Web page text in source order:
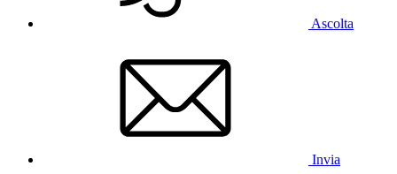
Ascolta
Invia